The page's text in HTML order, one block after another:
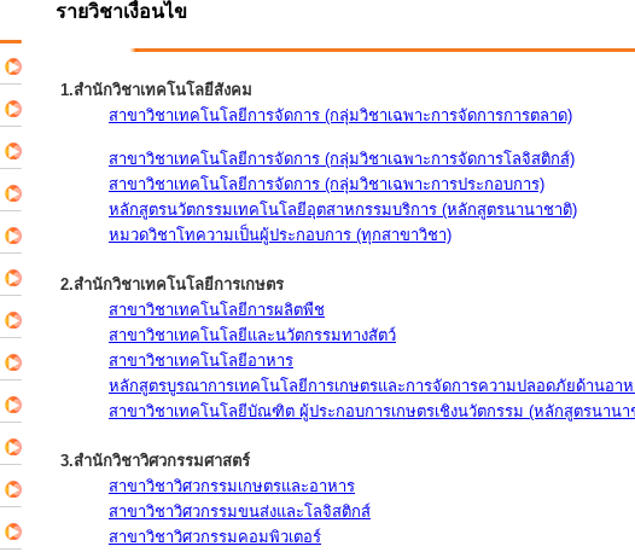
รายวิชาเงื่อนไข
1.สำนักวิชาเทคโนโลยีสังคม
สาขาวิชาเทคโนโลยีการจัดการ (กลุ่มวิชาเฉพาะการจัดการการตลาด)
สาขาวิชาเทคโนโลยีการจัดการ (กลุ่มวิชาเฉพาะการจัดการโลจิสติกส์)
สาขาวิชาเทคโนโลยีการจัดการ (กลุ่มวิชาเฉพาะการประกอบการ)
หลักสูตรนวัตกรรมเทคโนโลยีอุตสาหกรรมบริการ (หลักสูตรนานาชาติ)
หมวดวิชาโทความเป็นผู้ประกอบการ (ทุกสาขาวิชา)
2.สำนักวิชาเทคโนโลยีการเกษตร
สาขาวิชาเทคโนโลยีการผลิตพืช
สาขาวิชาเทคโนโลยีและนวัตกรรมทางสัตว์
สาขาวิชาเทคโนโลยีอาหาร
หลักสูตรบูรณาการเทคโนโลยีการเกษตรและการจัดการความปลอดภัยด้านอา
สาขาวิชาเทคโนโลยีบัณฑิต ผู้ประกอบการเกษตรเชิงนวัตกรรม (หลักสูตรนานา
3.สำนักวิชาวิศวกรรมศาสตร์
สาขาวิชาวิศวกรรมเกษตรและอาหาร
สาขาวิชาวิศวกรรมขนส่งและโลจิสติกส์
สาขาวิชาวิศวกรรมคอมพิวเตอร์